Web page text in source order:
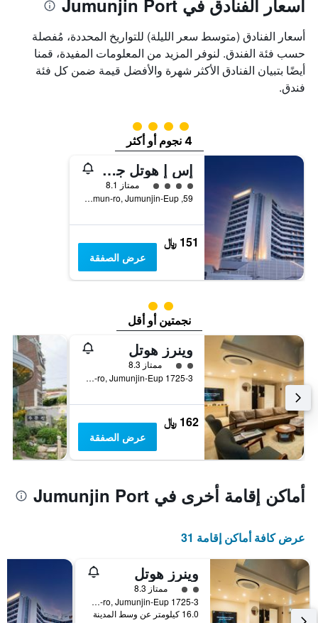
أسعار الفنادق في Jumunjin Port
أسعار الفنادق (متوسط سعر الليلة) للتواريخ المحددة، مُفصلة
حسب فئة الفندق. لنوفر المزيد من المعلومات المفيدة، قمنا
أيضًا بتبيان الفنادق الأكثر شهرة والأفضل قيمة ضمن كل فئة
فندق.
تقييم فئة 4
4 نجوم أو أكثر
إس إ هوتل جاننيونج
تقييم فئة 4
ممتاز 8.1
59, Jumun-ro, Jumunjin-Eup, كانغنونغ, كوريا الجنوبية
151 ﷼
عرض الصفقة
تقييم فئة 2
نجمتين أو أقل
وينرز هوتل
تقييم فئة 2
ممتاز 8.3
1725-3 Haean-ro, Jumunjin-Eup, كانغنونغ, كوريا الجنوبية
162 ﷼
عرض الصفقة
أماكن إقامة أخرى في Jumunjin Port
عرض كافة أماكن إقامة 31
وينرز هوتل
تقييم فئة 2
ممتاز 8.3
1725-3 Haean-ro, Jumunjin-Eup, كانغنونغ, كوريا الجنوبية
16.0 كيلومتر عن وسط المدينة